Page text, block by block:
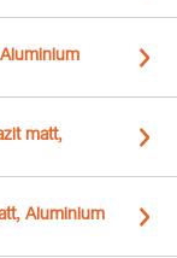
matt,
Aluminium